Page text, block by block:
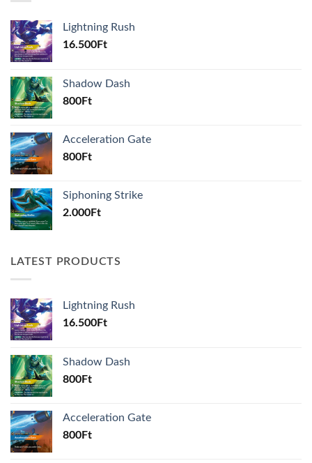
Lightning Rush
16.500Ft
Shadow Dash
800Ft
Acceleration Gate
800Ft
Siphoning Strike
2.000Ft
LATEST PRODUCTS
Lightning Rush
16.500Ft
Shadow Dash
800Ft
Acceleration Gate
800Ft